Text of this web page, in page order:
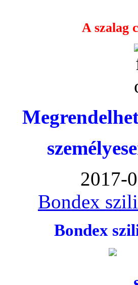
A szalag
2017-
Bondex
Bondex